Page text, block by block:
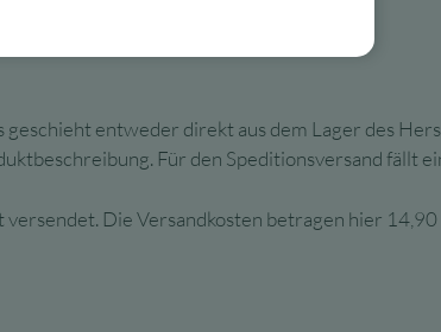
entweder direkt aus dem Lager des
Für den Speditionsversand fällt
Die Versandkosten betragen hier 14,90